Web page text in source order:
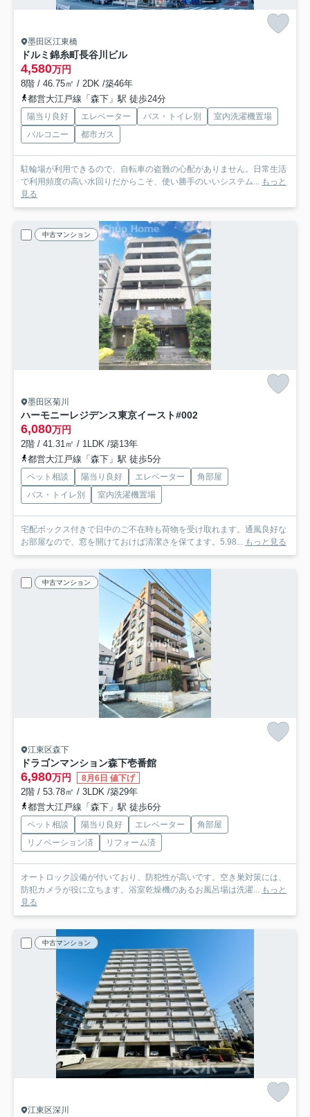
墨田区江東橋
ドルミ錦糸町長谷川ビル
4,580万円
8階 / 46.75㎡ / 2DK /築46年
都営大江戸線「森下」駅 徒歩24分
陽当り良好 エレベーター バス・トイレ別
室内洗濯機置場
バルコニー
都市ガス
駐輪場が利用できるので、自転車の盗難の心配がありません。日常生活
で利用頻度の高い水回りだからこそ、使い勝手のいいシステム... もっと
見る
中古マンション
墨田区菊川
ハーモニーレジデンス東京イースト#002
6,080万円
2階 / 41.31㎡ / 1LDK /築13年
都営大江戸線「森下」駅 徒歩5分
ペット相談 陽当り良好 エレベーター
角部屋
バス・トイレ別
室内洗濯機置場
宅配ボックス付きで日中のご不在時も荷物を受け取れます。通風良好な
お部屋なので、窓を開けておけば清潔さを保てます。5.98... もっと見る
中古マンション
江東区森下
ドラゴンマンション森下壱番館
6,980万円 8月6日 値下げ
2階 / 53.78㎡ / 3LDK /築29年
都営大江戸線「森下」駅 徒歩6分
ペット相談 陽当り良好 エレベーター
角部屋
リノベーション済
リフォーム済
オートロック設備が付いており、防犯性が高いです。空き巣対策には、
防犯カメラが役に立ちます。浴室乾燥機のあるお風呂場は洗濯... もっと
見る
中古マンション
江東区深川